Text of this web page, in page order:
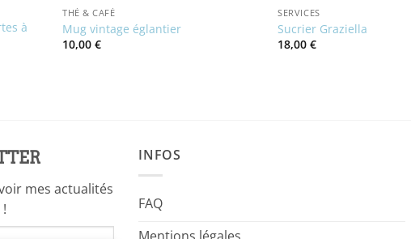
à
THÉ & CAFÉ
Mug vintage églantier
10,00€
SERVICES
Sucrier Graziella
18,00€
mes actualités
INFOS
FAQ
Mentions légales